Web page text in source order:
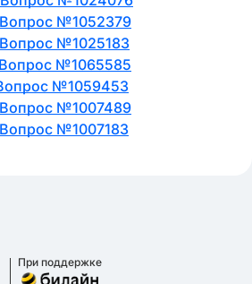
Вопрос №1052379
Вопрос №1025183
Вопрос №1065585
№1059453
Вопрос №1007489
Вопрос №1007183
При поддержке